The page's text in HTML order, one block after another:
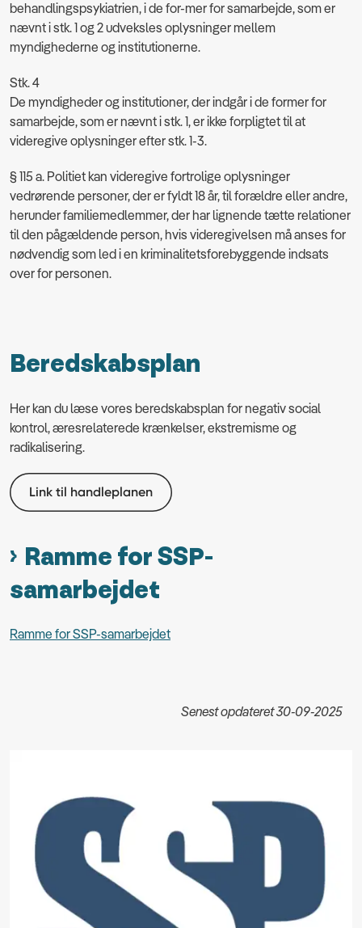
behandlingspsykiatrien, i de for-mer for samarbejde, som er
nævnt i stk. 1 og 2 udveksles oplysninger mellem
myndighederne og institutionerne.
Stk. 4
De myndigheder og institutioner, der indgår i de former for
samarbejde, som er nævnt i stk. 1, er ikke forpligtet til at
videregive oplysninger efter stk. 1-3.
§ 115 a. Politiet kan videregive fortrolige oplysninger
vedrørende personer, der er fyldt 18 år, til forældre eller andre,
herunder familiemedlemmer, der har lignende tætte relationer
til den pågældende person, hvis videregivelsen må anses for
nødvendig som led i en kriminalitetsforebyggende indsats
over for personen.
Beredskabsplan
Her kan du læse vores beredskabsplan for negativ social
kontrol, æresrelaterede krænkelser, ekstremisme og
radikalisering.
Link til handleplanen
Ramme for SSP-
samarbejdet
Ramme for SSP-samarbejdet
Senest opdateret 30-09-2025